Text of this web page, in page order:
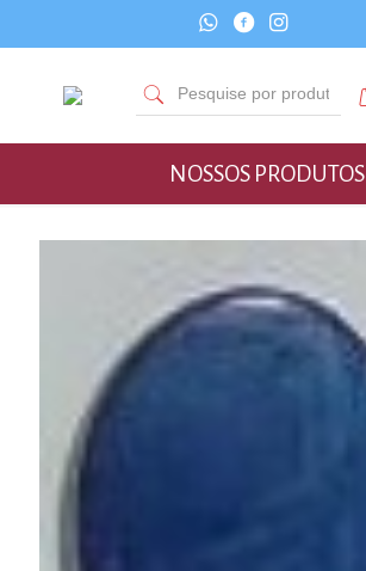
NOSSOS PRODUTOS